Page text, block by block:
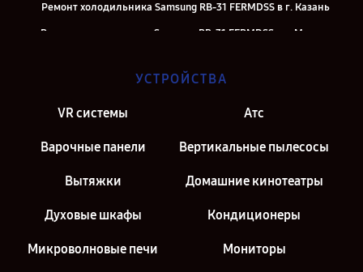
Ремонт холодильника Samsung RB-31 FERMDSS в г. Казань
Ремонт холодильника Samsung RB-31 FERMDSS в г. Москва
Петербург
УСТРОЙСТВА
VR системы Атс
Варочные панели Вертикальные пылесосы
Вытяжки Домашние кинотеатры
Духовые шкафы Кондиционеры
Микроволновые печи Мониторы